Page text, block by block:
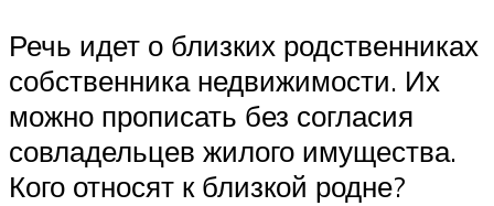
Речь идет о близких родственниках
собственника недвижимости. Их
можно прописать без согласия
совладельцев жилого имущества.
Кого относят к близкой родне?